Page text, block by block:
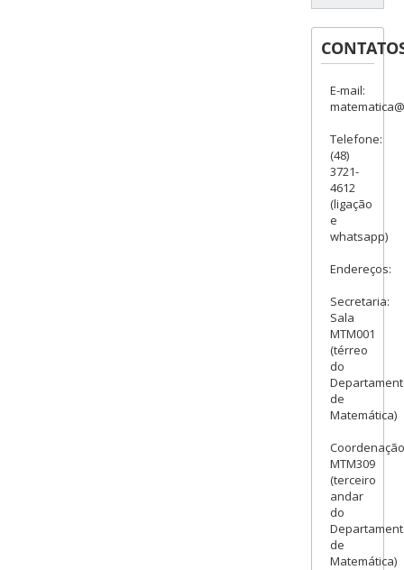
E-mail:
Telefone:
(48)
3721-
4612
(ligação
e
whatsapp)
Endereços:
Secretaria:
Sala
MTM001
(térreo
do
de
Matemática)
MTM309
(terceiro
andar
do
de
Matemática)